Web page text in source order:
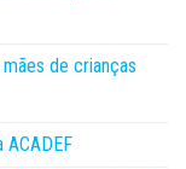
de crianças
ACADEF